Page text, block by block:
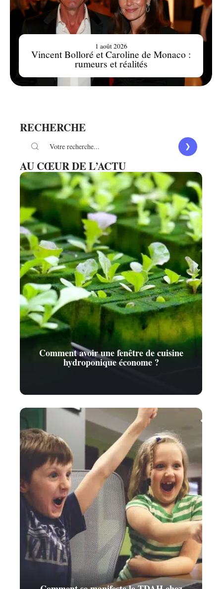
Vincent Bolloré et Caroline de Monaco :
rumeurs et réalités
1 août 2026
RECHERCHE
AU CŒUR DE L’ACTU
Comment avoir une fenêtre de cuisine
hydroponique économe ?